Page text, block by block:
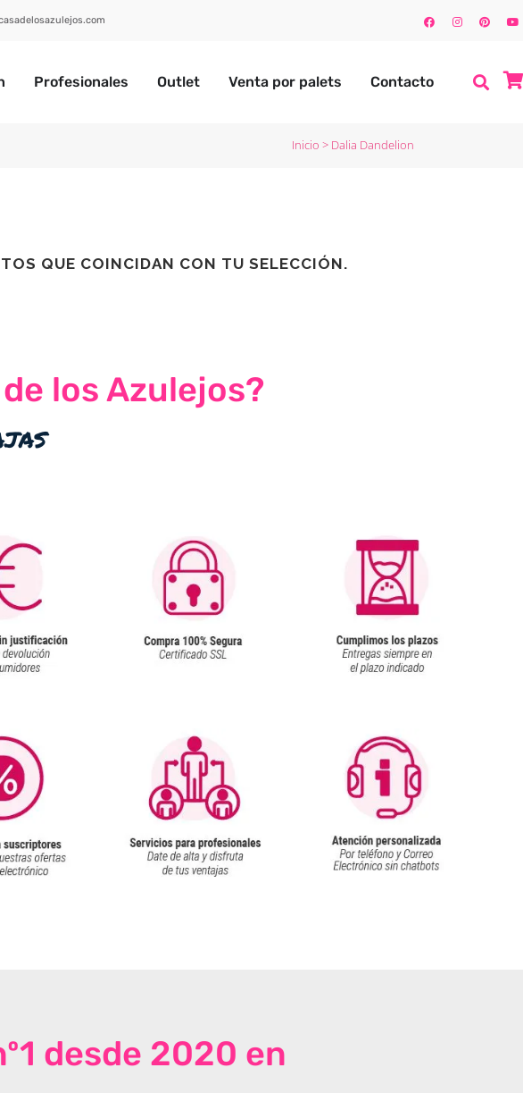
Profesionales Outlet Venta por palets Contacto
Inicio > Dalia Dandelion
QUE COINCIDAN CON TU SELECCIÓN.
los Azulejos?
desde 2020 en